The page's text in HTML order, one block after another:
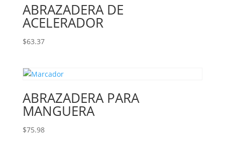
ABRAZADERA DE
ACELERADOR
$63.37
ABRAZADERA PARA
MANGUERA
$75.98